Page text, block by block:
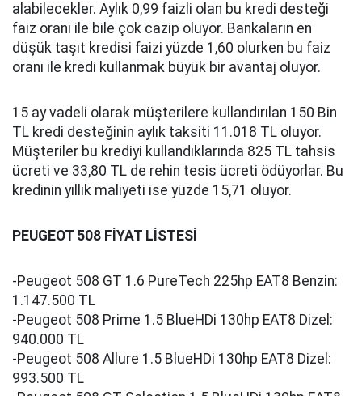
alabilecekler. Aylık 0,99 faizli olan bu kredi desteği
faiz oranı ile bile çok cazip oluyor. Bankaların en
düşük taşıt kredisi faizi yüzde 1,60 olurken bu faiz
oranı ile kredi kullanmak büyük bir avantaj oluyor.
15 ay vadeli olarak müşterilere kullandırılan 150 Bin
TL kredi desteğinin aylık taksiti 11.018 TL oluyor.
Müşteriler bu krediyi kullandıklarında 825 TL tahsis
ücreti ve 33,80 TL de rehin tesis ücreti ödüyorlar. Bu
kredinin yıllık maliyeti ise yüzde 15,71 oluyor.
PEUGEOT 508 FİYAT LİSTESİ
-Peugeot 508 GT 1.6 PureTech 225hp EAT8 Benzin:
1.147.500 TL
-Peugeot 508 Prime 1.5 BlueHDi 130hp EAT8 Dizel:
940.000 TL
-Peugeot 508 Allure 1.5 BlueHDi 130hp EAT8 Dizel:
993.500 TL